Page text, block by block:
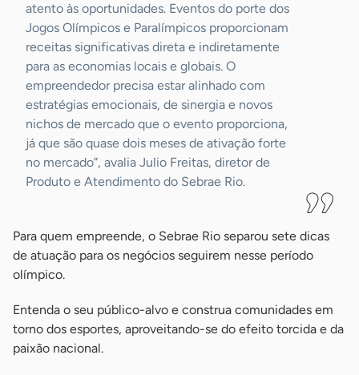
atento às oportunidades. Eventos do porte dos
Jogos Olímpicos e Paralímpicos proporcionam
receitas significativas direta e indiretamente
para as economias locais e globais. O
empreendedor precisa estar alinhado com
estratégias emocionais, de sinergia e novos
nichos de mercado que o evento proporciona,
já que são quase dois meses de ativação forte
no mercado”, avalia Julio Freitas, diretor de
Produto e Atendimento do Sebrae Rio.
Para quem empreende, o Sebrae Rio separou sete dicas
de atuação para os negócios seguirem nesse período
olímpico.
Entenda o seu público-alvo e construa comunidades em
torno dos esportes, aproveitando-se do efeito torcida e da
paixão nacional.